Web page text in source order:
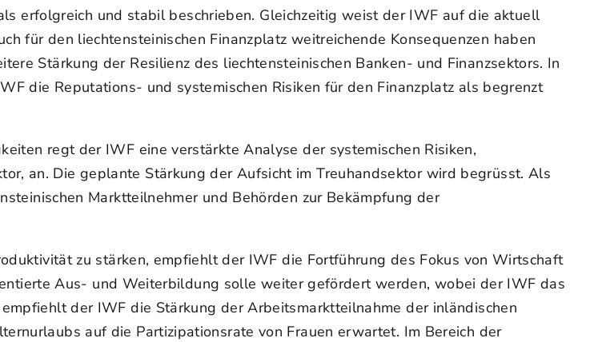
erfolgreich und stabil beschrieben. Gleichzeitig weist der IWF auf die aktuell
für den liechtensteinischen Finanzplatz weitreichende Konsequenzen haben
Stärkung der Resilienz des liechtensteinischen Banken- und Finanzsektors. In
die Reputations- und systemischen Risiken für den Finanzplatz als begrenzt
regt der IWF eine verstärkte Analyse der systemischen Risiken,
an. Die geplante Stärkung der Aufsicht im Treuhandsektor wird begrüsst. Als
Marktteilnehmer und Behörden zur Bekämpfung der
zu stärken, empfiehlt der IWF die Fortführung des Fokus von Wirtschaft
Aus- und Weiterbildung solle weiter gefördert werden, wobei der IWF das
der IWF die Stärkung der Arbeitsmarktteilnahme der inländischen
auf die Partizipationsrate von Frauen erwartet. Im Bereich der